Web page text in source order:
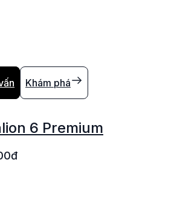
Khám phá
6 Premium
đ